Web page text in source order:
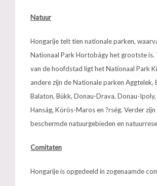
Natuur
Hongarije telt tien nationale parken,
Nationaal Park Hortobágy het grootste is.
van de hoofdstad ligt het Nationaal Park
andere zijn de Nationale parken Aggtelek,
Balaton, Bükk, Donau-Drava, Donau-Ipoly,
Hanság, Körös-Maros en ?rség. Verder
beschermde natuurgebieden en
Comitaten
Hongarije is opgedeeld in zogenaamde